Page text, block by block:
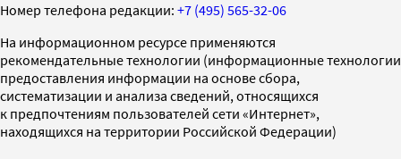
Номер телефона редакции: +7 (495) 565-32-06
На информационном ресурсе применяются
рекомендательные технологии (информационные технологии
предоставления информации на основе сбора,
систематизации и анализа сведений, относящихся
к предпочтениям пользователей сети «Интернет»,
находящихся на территории Российской Федерации)